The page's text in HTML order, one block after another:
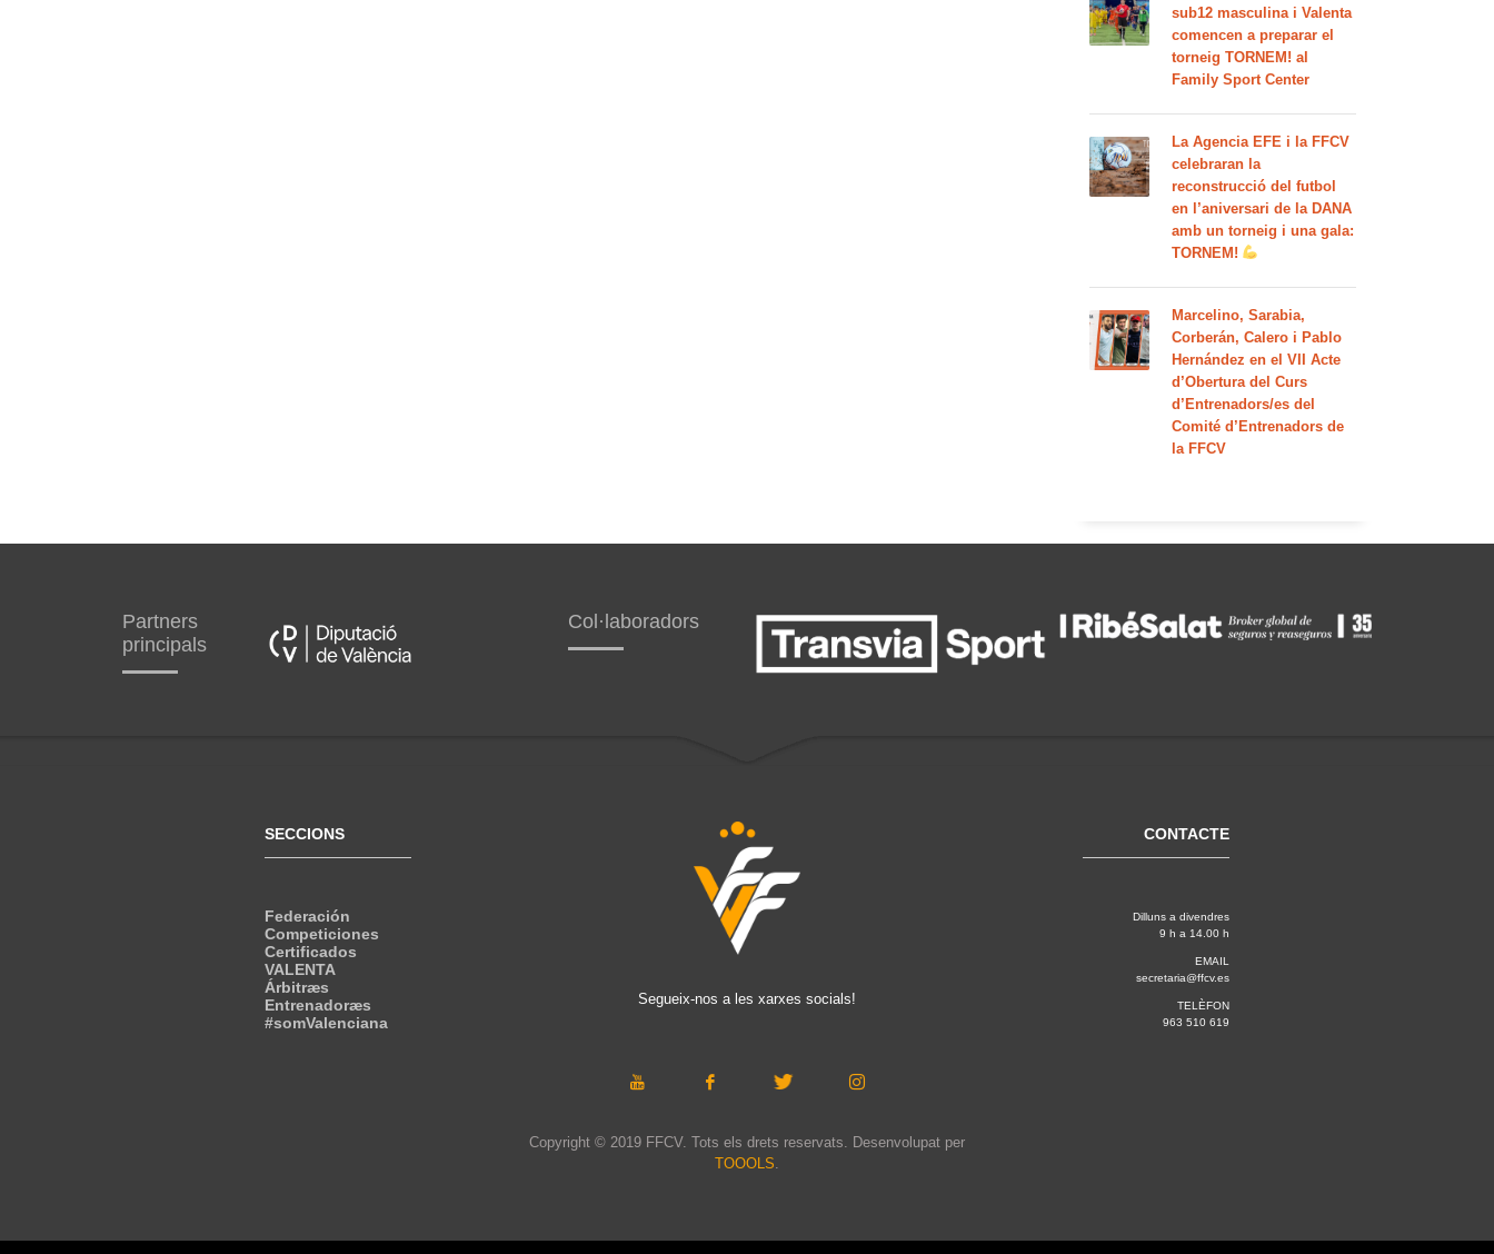
sub12 masculina i Valenta
comencen a preparar el
torneig TORNEM! al
Family Sport Center
La Agencia EFE i la FFCV
celebraran la
reconstrucció del futbol
en l’aniversari de la DANA
amb un torneig i una gala:
TORNEM!
Marcelino, Sarabia,
Corberán, Calero i Pablo
Hernández en el VII Acte
d’Obertura del Curs
d’Entrenadors/es del
Comité d’Entrenadors de
la FFCV
Partners
principals
Col·laboradors
SECCIONS
Federación
Competiciones
Certificados
VALENTA
Árbitræs
Entrenadoræs
#somValenciana
Segueix-nos a les xarxes socials!
Copyright © 2019 FFCV. Tots els drets reservats. Desenvolupat per
TOOOLS.
CONTACTE
Dilluns a divendres
9 h a 14.00 h
EMAIL
secretaria@ffcv.es
TELÈFON
963 510 619